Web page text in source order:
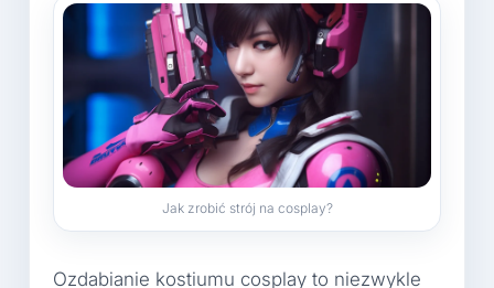
Jak zrobić strój na cosplay?
Ozdabianie kostiumu cosplay to niezwykle